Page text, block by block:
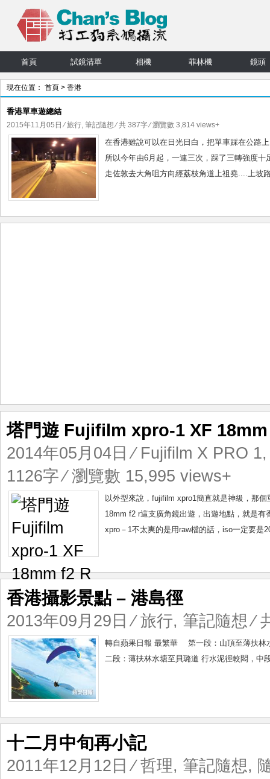
首頁 試鏡清單 相機 菲林機 鏡頭
現在位置： 首頁 > 香港
香港單車遊總結
2015年11月05日 ⁄旅行, 筆記隨想⁄ 共 387字 ⁄ 瀏覽數 3,814 views+
在香港雖說可以在日光日白，把單車踩在公路
所以今年由6月起，一連三次，踩了三轉強度
走佐敦去大角咀方向經荔枝角道上祖堯....上坡
塔門遊 Fujifilm xpro-1 XF
2014年05月04日 ⁄ Fujifilm X PRO 1
1126字 ⁄ 瀏覽數 15,995 views+
以外型來說，fujifilm xpro1簡直就是神級，那
18mm f2 r這支廣角鏡出遊，出遊地點，就是
xpro－1不太爽的是用raw檔的話，iso一定要是
香港攝影景點 – 港島徑
2013年09月29日 ⁄旅行, 筆記隨想⁄
轉自蘋果日報 最繁華 第一段：山頂至薄
二段：薄扶林水塘至貝璐道 行水泥徑較悶
十二月中旬再小記
2011年12月12日 ⁄哲理, 筆記隨想,